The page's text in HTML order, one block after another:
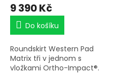
9 390 Kč
Do košíku
Roundskirt Western Pad
Matrix tři v jednom s
vložkami Ortho-Impact®.